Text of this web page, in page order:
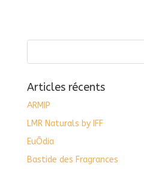
Articles récents
ARMIP
LMR Naturals by IFF
EuÔdia
Bastide des Fragrances